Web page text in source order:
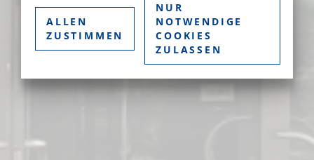
ALLEN
ZUSTIMMEN
NUR
NOTWENDIGE
COOKIES
ZULASSEN